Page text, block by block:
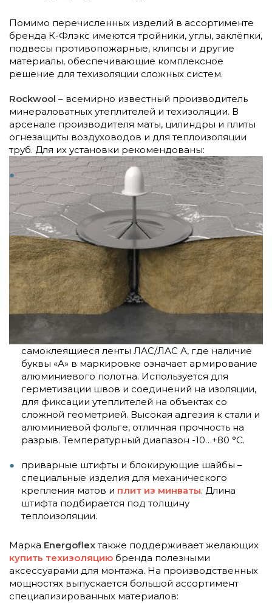
Помимо перечисленных изделий в ассортименте
бренда К-Флэкс имеются тройники, углы, заклёпки,
подвесы противопожарные, клипсы и другие
материалы, обеспечивающие комплексное
решение для техизоляции сложных систем.
Rockwool – всемирно известный производитель
минераловатных утеплителей и техизоляции. В
арсенале производителя маты, цилиндры и плиты
огнезащиты воздуховодов и для теплоизоляции
труб. Для их установки рекомендованы:
самоклеящиеся ленты ЛАС/ЛАС А, где наличие
буквы «А» в маркировке означает армирование
алюминиевого полотна. Используется для
герметизации швов и соединений на изоляции,
для фиксации утеплителей на объектах со
сложной геометрией. Высокая адгезия к стали и
алюминиевой фольге, отличная прочность на
разрыв. Температурный диапазон -10…+80 °C.
приварные штифты и блокирующие шайбы –
специальные изделия для механического
крепления матов и плит из минваты. Длина
штифта подбирается под толщину
теплоизоляции.
Марка Energoflexтакже поддерживает желающих
купить техизоляцию бренда полезными
аксессуарами для монтажа. На производственных
мощностях выпускается большой ассортимент
специализированных материалов: